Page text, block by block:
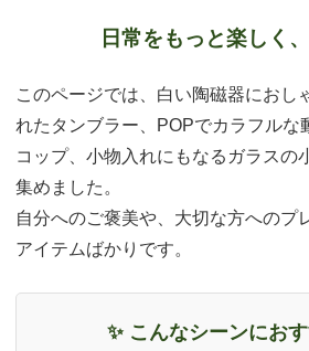
日常をもっと楽しく、
このページでは、白い陶磁器におし
れた タンブラー 、POPでカラフル
コップ、小物入れにもなる ガラスの
集めました。
自分へのご褒美や、大切な方へのプ
アイテムばかりです。
✨ こんなシーンにお